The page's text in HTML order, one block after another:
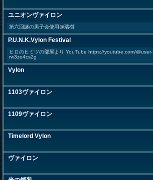
ユニオンヴァイロン
第六回謎の男子会使用@瑞樹
P.U.N.K.Vylon Festival
ヒロのヒミツの部屋より YouTube https://youtube.com/@user-
rw3zo4cs2g
Vylon
1103ヴァイロン
1109ヴァイロン
Timelord Vylon
ヴァイロン